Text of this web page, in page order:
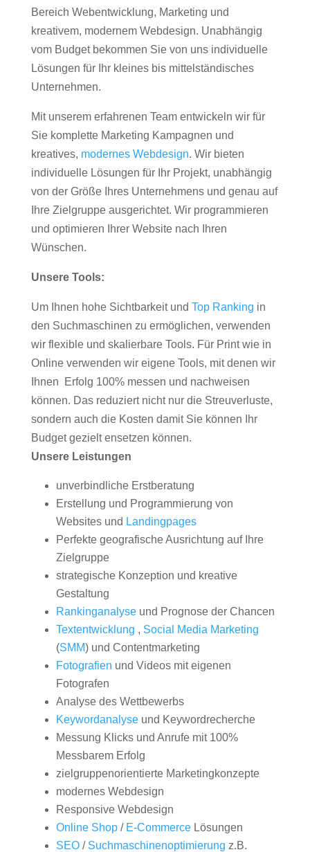
Bereich Webentwicklung, Marketing und
kreativem, modernem Webdesign. Unabhängig
vom Budget bekommen Sie von uns individuelle
Lösungen für Ihr kleines bis mittelständisches
Unternehmen.
Mit unserem erfahrenen Team entwickeln wir für
Sie komplette Marketing Kampagnen und
kreatives, modernes Webdesign. Wir bieten
individuelle Lösungen für Ihr Projekt, unabhängig
von der Größe Ihres Unternehmens und genau auf
Ihre Zielgruppe ausgerichtet. Wir programmieren
und optimieren Ihrer Website nach Ihren
Wünschen.
Unsere Tools:
Um Ihnen hohe Sichtbarkeit und Top Ranking in
den Suchmaschinen zu ermöglichen, verwenden
wir flexible und skalierbare Tools. Für Print wie in
Online verwenden wir eigene Tools, mit denen wir
Ihnen Erfolg 100% messen und nachweisen
können. Das reduziert nicht nur die Streuverluste,
sondern auch die Kosten damit Sie können Ihr
Budget gezielt ensetzen können.
Unsere Leistungen
unverbindliche Erstberatung
Erstellung und Programmierung von
Websites und Landingpages
Perfekte geografische Ausrichtung auf Ihre
Zielgruppe
strategische Konzeption und kreative
Gestaltung
Rankinganalyseund Prognose der Chancen
Textentwicklung , Social Media Marketing
(SMM) und Contentmarketing
Fotografien und Videos mit eigenen
Fotografen
Analyse des Wettbewerbs
Keywordanalyseund Keywordrecherche
Messung Klicks und Anrufe mit 100%
Messbarem Erfolg
zielgruppenorientierte Marketingkonzepte
modernes Webdesign
Responsive Webdesign
Online Shop/ E-CommerceLösungen
SEO/ Suchmaschinenoptimierung z.B.